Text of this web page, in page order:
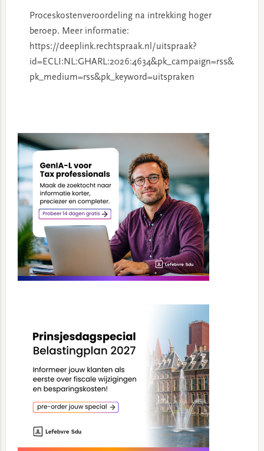
Proceskostenveroordeling na intrekking hoger
beroep. Meer informatie:
https://deeplink.rechtspraak.nl/uitspraak?
id=ECLI:NL:GHARL:2026:4634&pk_campaign=rss&
pk_medium=rss&pk_keyword=uitspraken
Sidebar